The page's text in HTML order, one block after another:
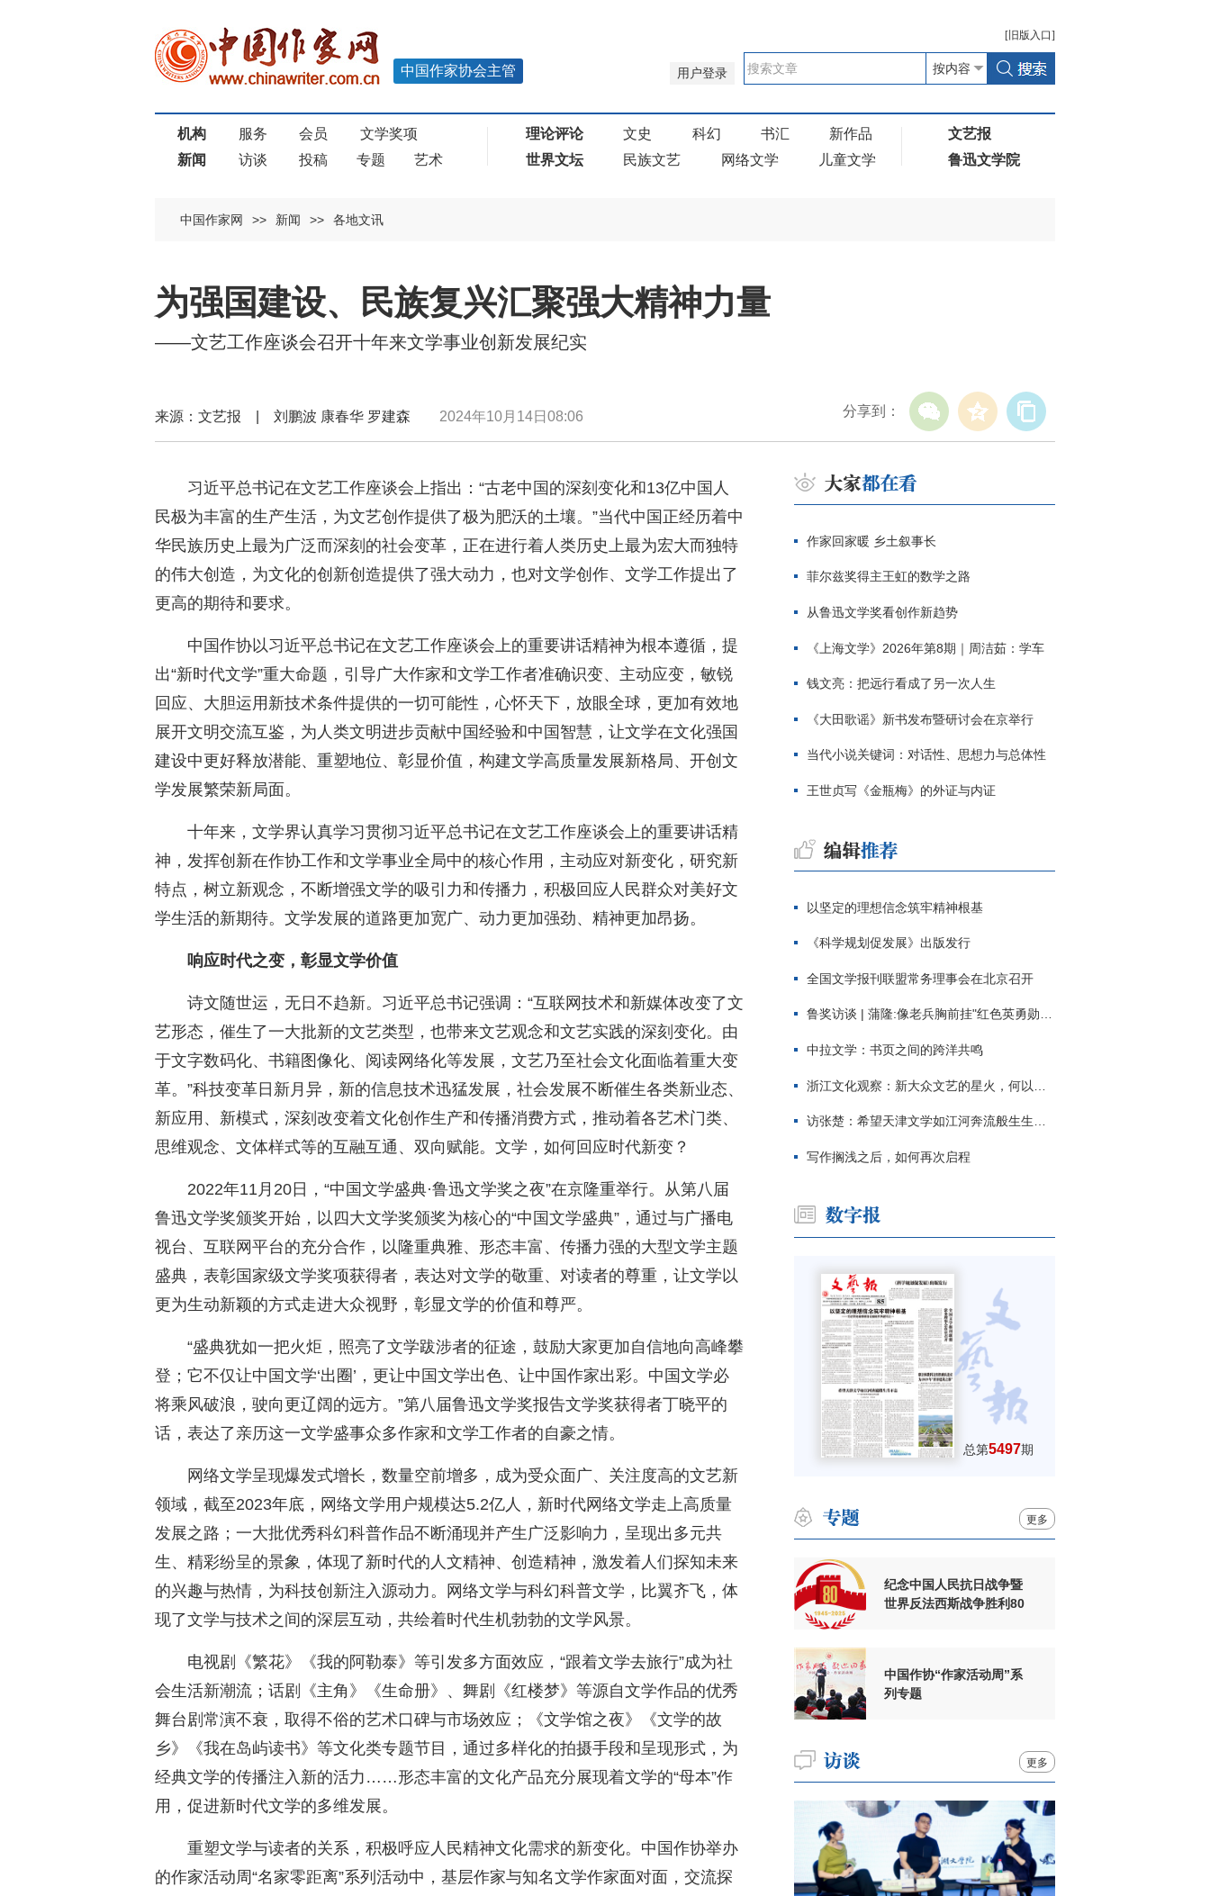
[ 旧版 入口]
用户登录
中国作家协会主管
机构 服务 会员
文学奖项
新闻
访谈 投稿 专题 艺术
理论评论 文史 科幻 书汇
新作品
世界文坛
民族文艺 网络文学 儿童文学
文艺报
鲁迅文学院
中国作家网 >> 新闻 >> 各地文讯
为强国建设、民族复兴汇聚强大精神力量
——文艺工作座谈会召开十年来文学事业创新发展纪实
分享到：
来源：文艺报 | 刘鹏波 康春华 罗建森 2024年10月14日08:06
习近平总书记在文艺工作座谈会上指出：“古老中国的深刻变化和13亿中国人
民极为丰富的生产生活，为文艺创作提供了极为肥沃的土壤。”当代中国正经历着中
华民族历史上最为广泛而深刻的社会变革，正在进行着人类历史上最为宏大而独特
的伟大创造，为文化的创新创造提供了强大动力，也对文学创作、文学工作提出了
更高的期待和要求。
中国作协以习近平总书记在文艺工作座谈会上的重要讲话精神为根本遵循，提
出“新时代文学”重大命题，引导广大作家和文学工作者准确识变、主动应变，敏锐
回应、大胆运用新技术条件提供的一切可能性，心怀天下，放眼全球，更加有效地
展开文明交流互鉴，为人类文明进步贡献中国经验和中国智慧，让文学在文化强国
建设中更好释放潜能、重塑地位、彰显价值，构建文学高质量发展新格局、开创文
学发展繁荣新局面。
十年来，文学界认真学习贯彻习近平总书记在文艺工作座谈会上的重要讲话精
神，发挥创新在作协工作和文学事业全局中的核心作用，主动应对新变化，研究新
特点，树立新观念，不断增强文学的吸引力和传播力，积极回应人民群众对美好文
学生活的新期待。文学发展的道路更加宽广、动力更加强劲、精神更加昂扬。
响应时代之变，彰显文学价值
诗文随世运，无日不趋新。习近平总书记强调：“互联网技术和新媒体改变了文
艺形态，催生了一大批新的文艺类型，也带来文艺观念和文艺实践的深刻变化。由
于文字数码化、书籍图像化、阅读网络化等发展，文艺乃至社会文化面临着重大变
革。”科技变革日新月异，新的信息技术迅猛发展，社会发展不断催生各类新业态、
新应用、新模式，深刻改变着文化创作生产和传播消费方式，推动着各艺术门类、
思维观念、文体样式等的互融互通、双向赋能。文学，如何回应时代新变？
2022年11月20日，“中国文学盛典·鲁迅文学奖之夜”在京隆重举行。从第八届
鲁迅文学奖颁奖开始，以四大文学奖颁奖为核心的“中国文学盛典”，通过与广播电
视台、互联网平台的充分合作，以隆重典雅、形态丰富、传播力强的大型文学主题
盛典，表彰国家级文学奖项获得者，表达对文学的敬重、对读者的尊重，让文学以
更为生动新颖的方式走进大众视野，彰显文学的价值和尊严。
“盛典犹如一把火炬，照亮了文学跋涉者的征途，鼓励大家更加自信地向高峰攀
登；它不仅让中国文学‘出圈’，更让中国文学出色、让中国作家出彩。中国文学必
将乘风破浪，驶向更辽阔的远方。”第八届鲁迅文学奖报告文学奖获得者丁晓平的
话，表达了亲历这一文学盛事众多作家和文学工作者的自豪之情。
网络文学呈现爆发式增长，数量空前增多，成为受众面广、关注度高的文艺新
领域，截至2023年底，网络文学用户规模达5.2亿人，新时代网络文学走上高质量
发展之路；一大批优秀科幻科普作品不断涌现并产生广泛影响力，呈现出多元共
生、精彩纷呈的景象，体现了新时代的人文精神、创造精神，激发着人们探知未来
的兴趣与热情，为科技创新注入源动力。网络文学与科幻科普文学，比翼齐飞，体
现了文学与技术之间的深层互动，共绘着时代生机勃勃的文学风景。
电视剧《繁花》《我的阿勒泰》等引发多方面效应，“跟着文学去旅行”成为社
会生活新潮流；话剧《主角》《生命册》、舞剧《红楼梦》等源自文学作品的优秀
舞台剧常演不衰，取得不俗的艺术口碑与市场效应；《文学馆之夜》《文学的故
乡》《我在岛屿读书》等文化类专题节目，通过多样化的拍摄手段和呈现形式，为
经典文学的传播注入新的活力……形态丰富的文化产品充分展现着文学的“母本”作
用，促进新时代文学的多维发展。
重塑文学与读者的关系，积极呼应人民精神文化需求的新变化。中国作协举办
的作家活动周“名家零距离”系列活动中，基层作家与知名文学作家面对面，交流探
作家回家暖 乡土叙事长
菲尔兹奖得主王虹的数学之路
从鲁迅文学奖看创作新趋势
《上海文学》2026年第8期｜周洁茹：学车
钱文亮：把远行看成了另一次人生
《大田歌谣》新书发布暨研讨会在京举行
当代小说关键词：对话性、思想力与总体性
王世贞写《金瓶梅》的外证与内证
以坚定的理想信念筑牢精神根基
《科学规划促发展》出版发行
全国文学报刊联盟常务理事会在北京召开
鲁奖访谈 | 蒲隆:像老兵胸前挂"红色英勇勋章"
中拉文学：书页之间的跨洋共鸣
浙江文化观察：新大众文艺的星火，何以燎原？
访张楚：希望天津文学如江河奔流般生生不息
写作搁浅之后，如何再次启程
总第5497期
更多
纪念中国人民抗日战争暨
世界反法西斯战争胜利80
中国作协“作家活动周”系
列专题
更多